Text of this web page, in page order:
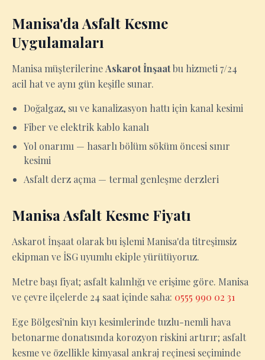
Manisa'da Asfalt Kesme
Uygulamaları
Manisa müşterilerineAskarot İnşaatbu hizmeti 7/24
acil hat ve aynı gün keşifle sunar.
Doğalgaz, su ve kanalizasyon hattı için kanal kesimi
Fiber ve elektrik kablo kanalı
Yol onarımı — hasarlı bölüm söküm öncesi sınır
kesimi
Asfalt derz açma — termal genleşme derzleri
Manisa Asfalt Kesme Fiyatı
Askarot İnşaat olarak bu işlemi Manisa'da titreşimsiz
ekipman ve İSG uyumlu ekiple yürütüyoruz.
Metre başı fiyat; asfalt kalınlığı ve erişime göre. Manisa
ve çevre ilçelerde 24 saat içinde saha: 0555 990 02 31
Ege Bölgesi'nin kıyı kesimlerinde tuzlu-nemli hava
betonarme donatısında korozyon riskini artırır; asfalt
kesme ve özellikle kimyasal ankraj reçinesi seçiminde